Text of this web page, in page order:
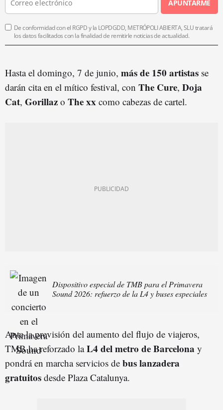
APUNTARME
De conformidad con el RGPD y la LOPDGDD, METRÓPOLI ABIERTA, SLU tratará
los datos facilitados con la finalidad de remitirle noticias de actualidad.
Hasta el domingo, 7 de junio, más de 150 artistas se
darán cita en el mítico festival, con The Cure, Doja
Cat, Gorillaz o The xx como cabezas de cartel.
Dispositivo especial de TMB para el Primavera
Sound 2026: refuerzo de la L4 y buses especiales
Ante la previsión del aumento del flujo de viajeros,
TMB ha reforzado laL4 del metro de Barcelona y
pondrá en marcha servicios de bus lanzadera
gratuitos desde Plaza Catalunya.